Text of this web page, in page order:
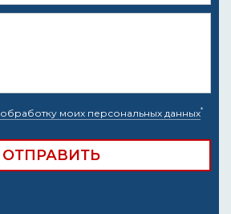
обработку моих персональных данных*